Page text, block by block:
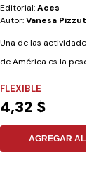
Editorial:Aces
Autor:Vanesa Pizzuto
Una de las actividades
de América es la pesca
FLEXIBLE
4,32 $
AGREGAR AL